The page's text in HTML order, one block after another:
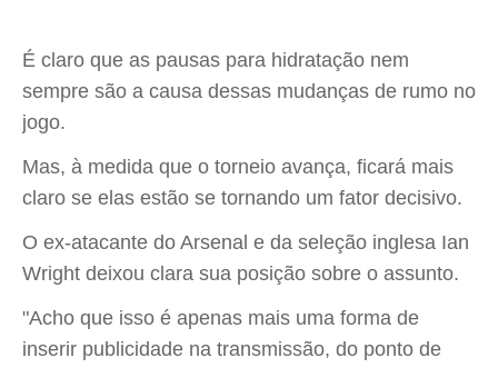
É claro que as pausas para hidratação nem
sempre são a causa dessas mudanças de rumo no
jogo.
Mas, à medida que o torneio avança, ficará mais
claro se elas estão se tornando um fator decisivo.
O ex-atacante do Arsenal e da seleção inglesa Ian
Wright deixou clara sua posição sobre o assunto.
"Acho que isso é apenas mais uma forma de
inserir publicidade na transmissão, do ponto de